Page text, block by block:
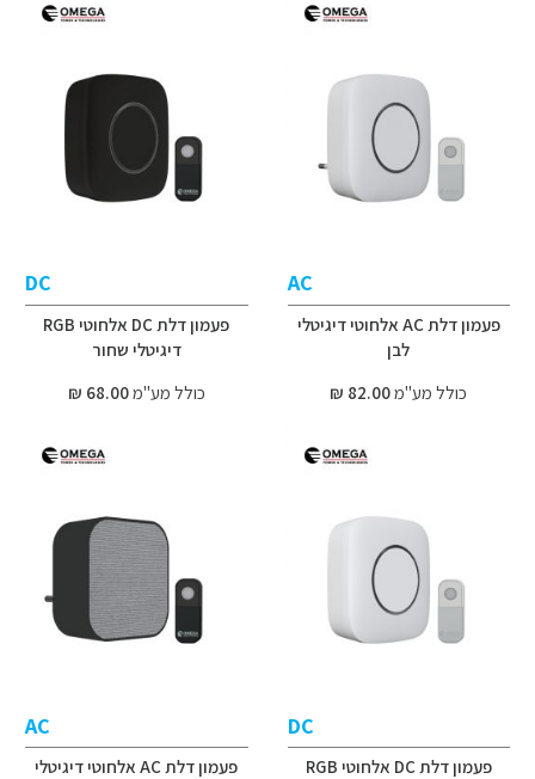
AC
פעמון דלת AC אלחוטי דיגיטלי
לבן
כולל מע"מ82.00 ₪
DC
פעמון דלת DC אלחוטי RGB
דיגיטלי שחור
כולל מע"מ68.00 ₪
DC
פעמון דלת DC אלחוטי RGB
AC
פעמון דלת AC אלחוטי דיגיטלי